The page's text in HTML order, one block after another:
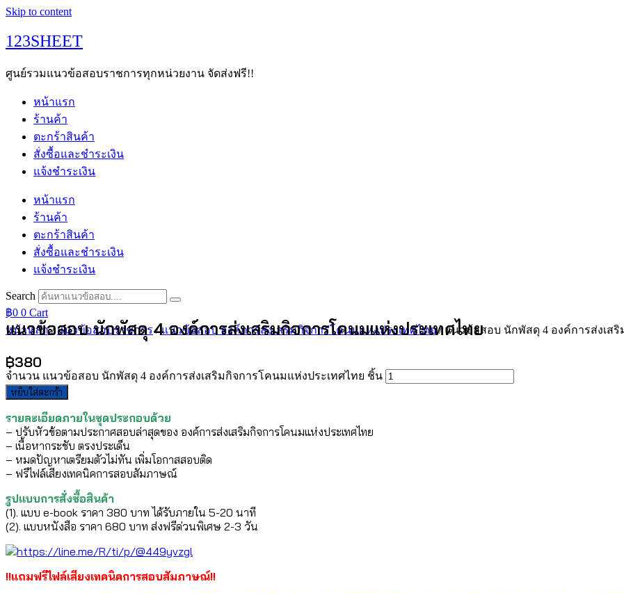
Skip to content
123SHEET
ศูนย์รวมแนวข้อสอบราชการทุกหน่วยงาน จัดส่งฟรี!!
หน้าแรก
ร้านค้า
ตะกร้าสินค้า
สั่งซื้อและชำระเงิน
แจ้งชำระเงิน
หน้าแรก
ร้านค้า
ตะกร้าสินค้า
สั่งซื้อและชำระเงิน
แจ้งชำระเงิน
Search
฿0 0 Cart
หน้าหลัก/แนวข้อสอบราชการ/แนวข้อสอบ องค์การส่งเสริมกิจการโคนมแห่งประเทศไทย/ แนวข้อสอบ นักพัสดุ 4 องค์การส่งเส
แนวข้อสอบ นักพัสดุ 4 องค์การส่งเสริมกิจการโคนมแห่งประเทศไทย
฿380
จำนวน แนวข้อสอบ นักพัสดุ 4 องค์การส่งเสริมกิจการโคนมแห่งประเทศไทย ชิ้น
หยิบใส่ตะกร้า
รายละเอียดภายในชุดประกอบด้วย
– ปรับหัวข้อตามประกาศสอบล่าสุดของ องค์การส่งเสริมกิจการโคนมแห่งประเทศไทย
– เนื้อหากระชับ ตรงประเด็น
– หมดปัญหาเตรียมตัวไม่ทัน เพิ่มโอกาสสอบติด
– ฟรีไฟล์เสียงเทคนิคการสอบสัมภาษณ์
รูปแบบการสั่งชื้อสินค้า
(1). แบบ e-book ราคา 380 บาท ได้รับภายใน 5-20 นาที
(2). แบบหนังสือ ราคา 680 บาท ส่งฟรีด่วนพิเศษ 2-3 วัน
!!แถมฟรีไฟล์เสียงเทคนิคการสอบสัมภาษณ์!!